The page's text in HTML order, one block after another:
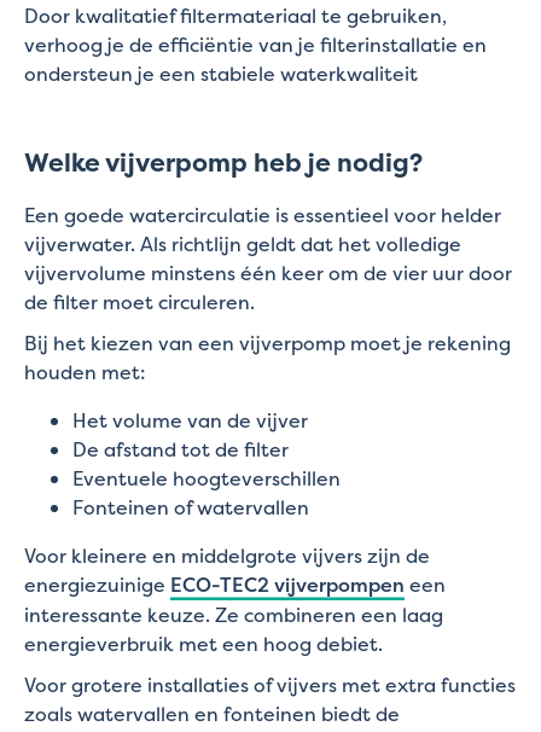
Door kwalitatief filtermateriaal te gebruiken,
verhoog je de efficiëntie van je filterinstallatie en
ondersteun je een stabiele waterkwaliteit
Welke vijverpomp heb je nodig?
Een goede watercirculatie is essentieel voor helder
vijverwater. Als richtlijn geldt dat het volledige
vijvervolume minstens één keer om de vier uur door
de filter moet circuleren.
Bij het kiezen van een vijverpomp moet je rekening
houden met:
Het volume van de vijver
De afstand tot de filter
Eventuele hoogteverschillen
Fonteinen of watervallen
Voor kleinere en middelgrote vijvers zijn de
energiezuinige ECO-TEC2 vijverpompen een
interessante keuze. Ze combineren een laag
energieverbruik met een hoog debiet.
Voor grotere installaties of vijvers met extra functies
zoals watervallen en fonteinen biedt de